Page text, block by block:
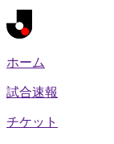
ホーム
試合速報
チケット